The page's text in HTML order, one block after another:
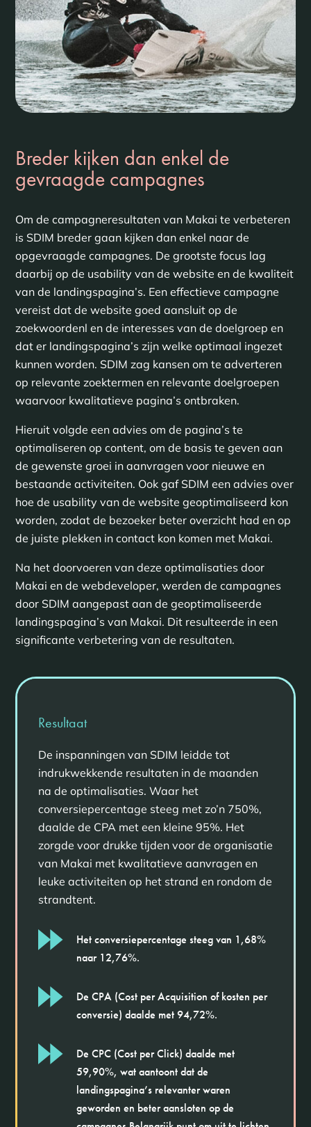
Breder kijken dan enkel de
gevraagde campagnes
Om de campagneresultaten van Makai te verbeteren
is SDIM breder gaan kijken dan enkel naar de
opgevraagde campagnes. De grootste focus lag
daarbij op de usability van de website en de kwaliteit
van de landingspagina’s. Een effectieve campagne
vereist dat de website goed aansluit op de
zoekwoordenl en de interesses van de doelgroep en
dat er landingspagina’s zijn welke optimaal ingezet
kunnen worden. SDIM zag kansen om te adverteren
op relevante zoektermen en relevante doelgroepen
waarvoor kwalitatieve pagina’s ontbraken.
Hieruit volgde een advies om de pagina’s te
optimaliseren op content, om de basis te geven aan
de gewenste groei in aanvragen voor nieuwe en
bestaande activiteiten. Ook gaf SDIM een advies over
hoe de usability van de website geoptimaliseerd kon
worden, zodat de bezoeker beter overzicht had en op
de juiste plekken in contact kon komen met Makai.
Na het doorvoeren van deze optimalisaties door
Makai en de webdeveloper, werden de campagnes
door SDIM aangepast aan de geoptimaliseerde
landingspagina’s van Makai. Dit resulteerde in een
significante verbetering van de resultaten.
Resultaat
De inspanningen van SDIM leidde tot
indrukwekkende resultaten in de maanden
na de optimalisaties. Waar het
conversiepercentage steeg met zo’n 750%,
daalde de CPA met een kleine 95%. Het
zorgde voor drukke tijden voor de organisatie
van Makai met kwalitatieve aanvragen en
leuke activiteiten op het strand en rondom de
strandtent.
Het conversiepercentage steeg van 1,68%
naar 12,76%.
De CPA (Cost per Acquisition of kosten per
conversie) daalde met 94,72%.
De CPC (Cost per Click) daalde met
59,90%, wat aantoont dat de
landingspagina’s relevanter waren
geworden en beter aansloten op de